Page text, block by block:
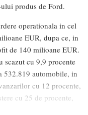
produs de Ford.
operationala in cel
EUR, dupa ce, in
de 140 milioane EUR.
scazut cu 9,9 procente
532.819 automobile, in
cu 12 procente,
cu 25 de procente,